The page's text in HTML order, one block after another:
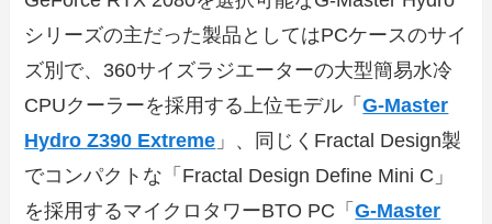
シリーズの主だった製品としてはPCケースのサイ
ズ別で、360サイズラジエーターの大型簡易水冷
CPUクーラーを採用する上位モデル「G-Master
Hydro Z390 Extreme 」、同じくFractal Design製
でコンパクトな「Fractal Design Define Mini C」
を採用するマイクロタワーBTO PC「G-Master